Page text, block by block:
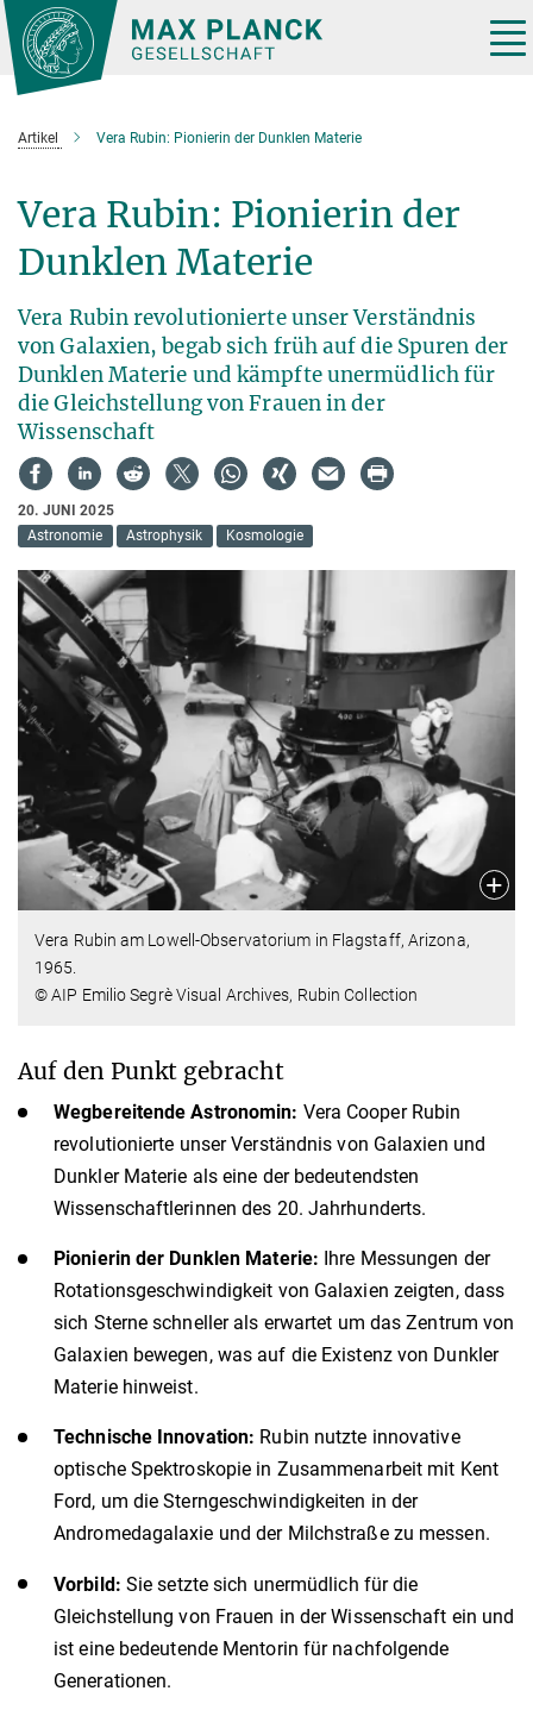
Hauptinhalt
Artikel Vera Rubin: Pionierin der Dunklen Materie
Vera Rubin: Pionierin der
Dunklen Materie
Vera Rubin revolutionierte unser Verständnis
von Galaxien, begab sich früh auf die Spuren der
Dunklen Materie und kämpfte unermüdlich für
die Gleichstellung von Frauen in der
Wissenschaft
20. JUNI 2025
Astronomie
Astrophysik Kosmologie
Vera Rubin am Lowell-Observatorium in Flagstaff, Arizona,
1965.
© AIP Emilio Segrè Visual Archives, Rubin Collection
Auf den Punkt gebracht
Wegbereitende Astronomin: Vera Cooper Rubin
revolutionierte unser Verständnis von Galaxien und
Dunkler Materie als eine der bedeutendsten
Wissenschaftlerinnen des 20. Jahrhunderts.
Pionierin der Dunklen Materie: Ihre Messungen der
Rotationsgeschwindigkeit von Galaxien zeigten, dass
sich Sterne schneller als erwartet um das Zentrum von
Galaxien bewegen, was auf die Existenz von Dunkler
Materie hinweist.
Technische Innovation: Rubin nutzte innovative
optische Spektroskopie in Zusammenarbeit mit Kent
Ford, um die Sterngeschwindigkeiten in der
Andromedagalaxie und der Milchstraße zu messen.
Vorbild: Sie setzte sich unermüdlich für die
Gleichstellung von Frauen in der Wissenschaft ein und
ist eine bedeutende Mentorin für nachfolgende
Generationen.